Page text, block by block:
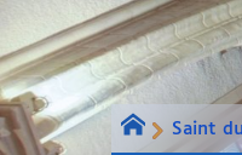
Saint